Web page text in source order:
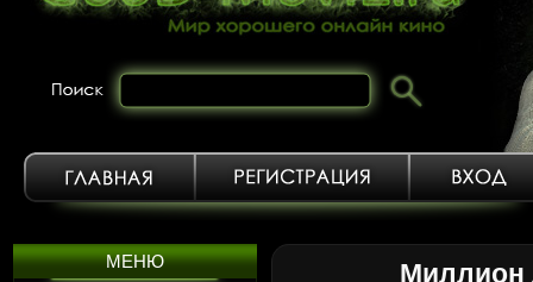
МЕНЮ Миллион